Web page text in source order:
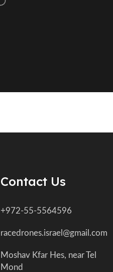
Contact Us
+972-55-5564596
racedrones.israel@gmail.com
Moshav Kfar Hes, near Tel
Mond